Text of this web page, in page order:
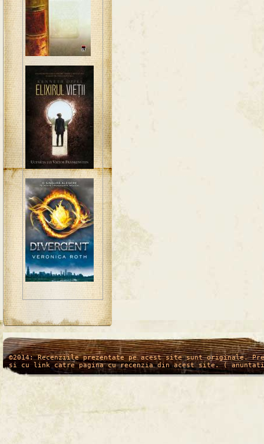
/* */
©2014: Recenziile prezentate pe acest site sunt originale.
si cu link catre pagina cu recenzia din acest site. (